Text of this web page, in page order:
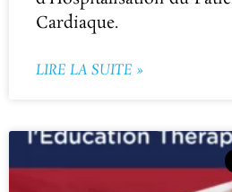
Cardiaque.
LIRE LA SUITE »